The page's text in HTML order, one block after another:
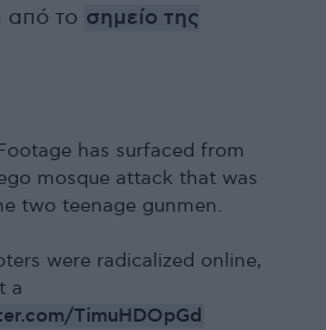
από το σημείο της
has surfaced from
mosque attack that was
two teenage gunmen.
were radicalized online,
a
TimuHDOpGd